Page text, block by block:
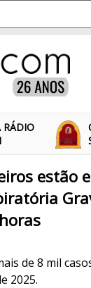
RÁDIO
estão
de 8 mil
2025.